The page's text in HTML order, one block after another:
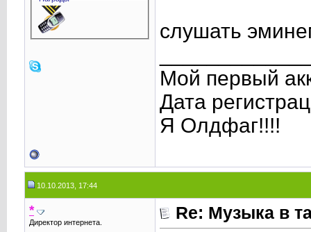
слушать
Мой первый
Дата
Я Олдфаг!!!!
10.10.2013, 17:44
*
Директор интернета. Re: Музыка в